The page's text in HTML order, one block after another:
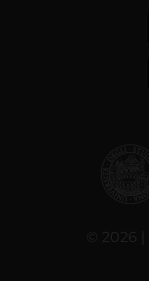
© 2026